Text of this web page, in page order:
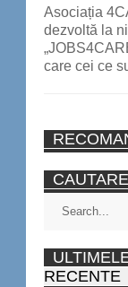
Asociația
dezvoltă la
care cei ce
CAUTARE
RECENTE